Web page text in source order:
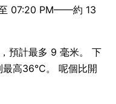
07:20 PM——約 13
預計最多 9 毫米。 下
高36°C。 呢個比開